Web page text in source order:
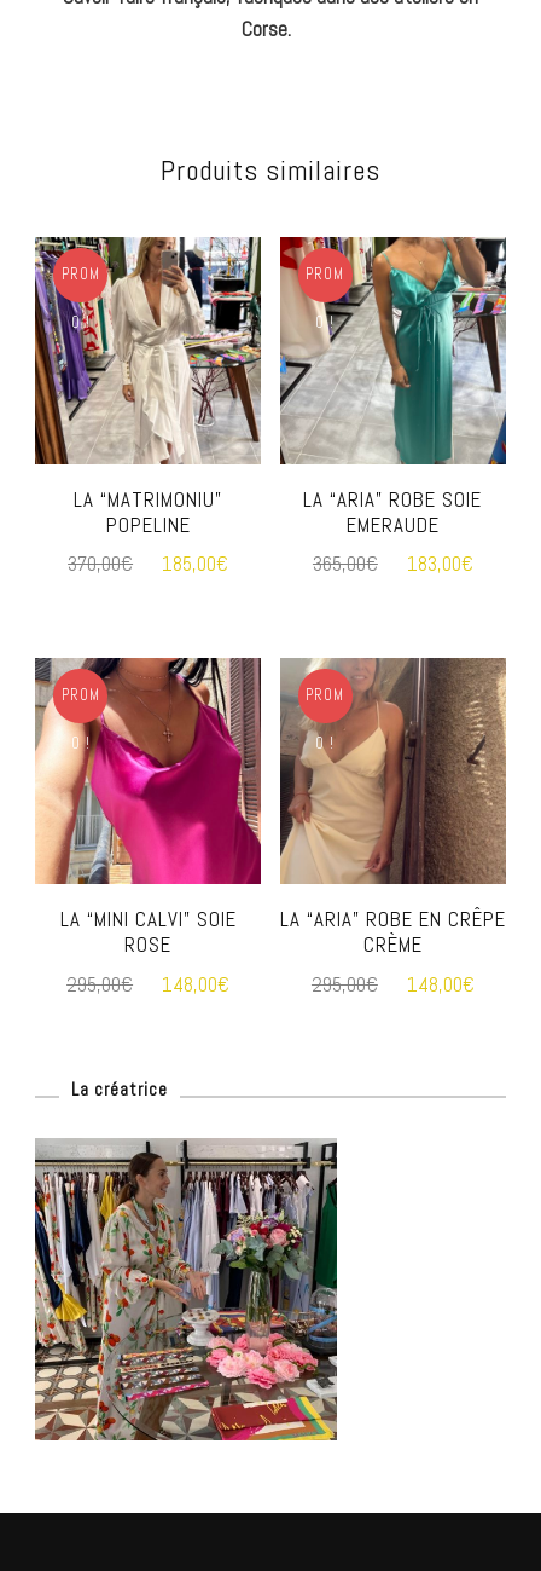
Corse.
Produits similaires
PROM
O !
LA “MATRIMONIU”
POPELINE
370,00€ 185,00€
PROM
O !
LA “ARIA” ROBE SOIE
EMERAUDE
365,00€ 183,00€
PROM
O !
LA “MINI CALVI” SOIE
ROSE
295,00€ 148,00€
PROM
O !
LA “ARIA” ROBE EN CRÊPE
CRÈME
295,00€ 148,00€
La créatrice